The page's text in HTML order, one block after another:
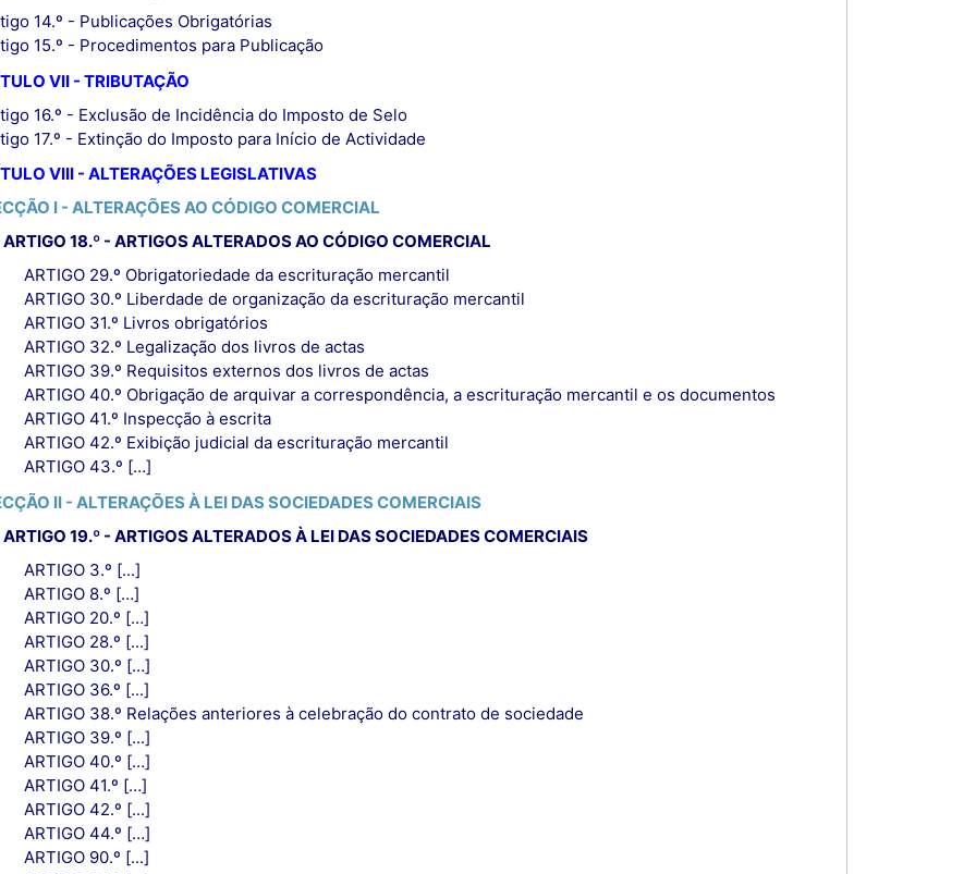
14.º - Publicações Obrigatórias
15.º - Procedimentos para Publicação
VII - TRIBUTAÇÃO
16.º - Exclusão de Incidência do Imposto de Selo
17.º - Extinção do Imposto para Início de Actividade
VIII - ALTERAÇÕES LEGISLATIVAS
I - ALTERAÇÕES AO CÓDIGO COMERCIAL
ARTIGO 18.º - ARTIGOS ALTERADOS AO CÓDIGO COMERCIAL
ARTIGO 29.º Obrigatoriedade da escrituração mercantil
ARTIGO 30.º Liberdade de organização da escrituração mercantil
ARTIGO 31.º Livros obrigatórios
ARTIGO 32.º Legalização dos livros de actas
ARTIGO 39.º Requisitos externos dos livros de actas
ARTIGO 40.º Obrigação de arquivar a correspondência, a escrituração mercantil e os documentos
ARTIGO 41.º Inspecção à escrita
ARTIGO 42.º Exibição judicial da escrituração mercantil
ARTIGO 43.º […]
II - ALTERAÇÕES À LEI DAS SOCIEDADES COMERCIAIS
ARTIGO 19.º - ARTIGOS ALTERADOS À LEI DAS SOCIEDADES COMERCIAIS
ARTIGO 3.º [...]
ARTIGO 8.º […]
ARTIGO 20.º […]
ARTIGO 28.º [...]
ARTIGO 30.º […]
ARTIGO 36.º [...]
ARTIGO 38.º Relações anteriores à celebração do contrato de sociedade
ARTIGO 39.º [...]
ARTIGO 40.º […]
ARTIGO 41.º […]
ARTIGO 42.º [...]
ARTIGO 44.º […]
ARTIGO 90.º [...]